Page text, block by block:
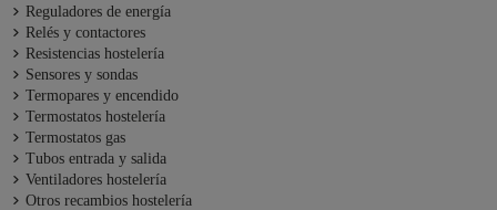
Reguladores de energía
Relés y contactores
Resistencias hostelería
Sensores y sondas
Termopares y encendido
Termostatos hostelería
Termostatos gas
Tubos entrada y salida
Ventiladores hostelería
Otros recambios hostelería